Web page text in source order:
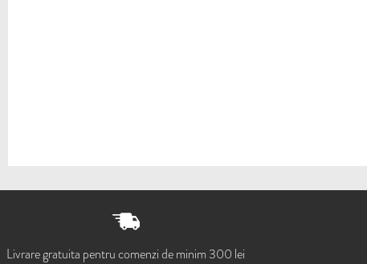
Livrare gratuita pentru comenzi de minim 300 lei